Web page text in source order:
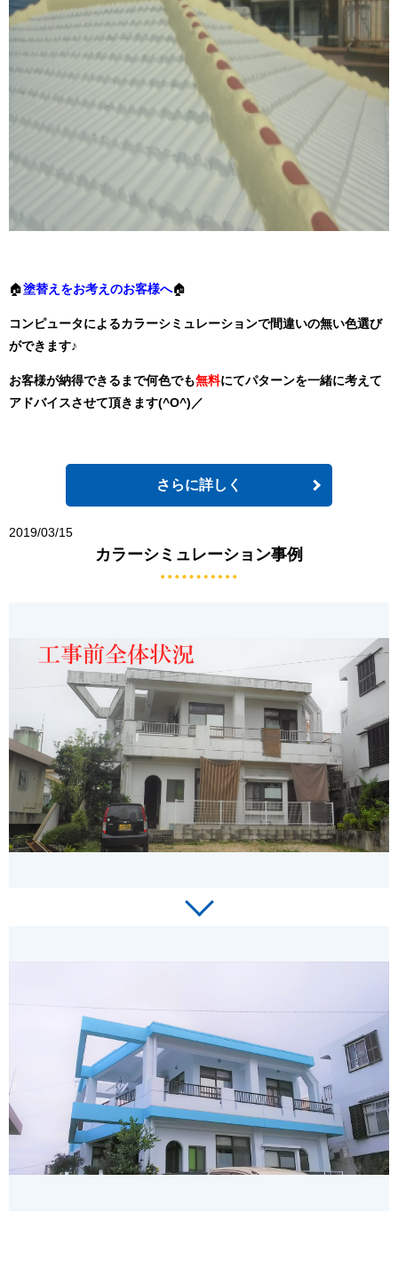
🏠塗替えをお考えのお客様へ🏠
コンピュータによるカラーシミュレーションで間違いの無い色選び
ができます♪
お客様が納得できるまで何色でも無料にてパターンを一緒に考えて
アドバイスさせて頂きます(^O^)／
さらに詳しく
2019/03/15
カラーシミュレーション事例